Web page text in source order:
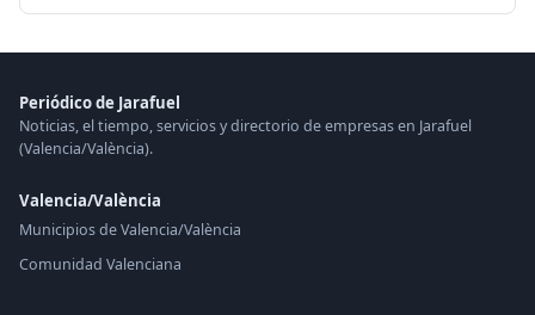
Periódico de Jarafuel
Noticias, el tiempo, servicios y directorio de empresas en Jarafuel
(Valencia/València).
Valencia/València
Municipios de Valencia/València
Comunidad Valenciana